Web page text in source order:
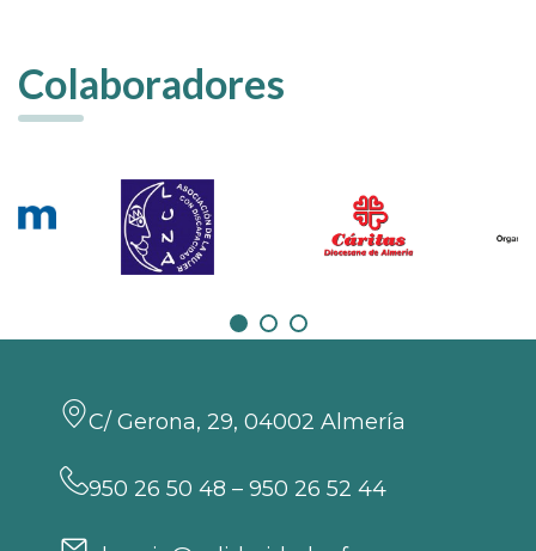
Colaboradores
C/ Gerona, 29, 04002 Almería
950 26 50 48 – 950 26 52 44